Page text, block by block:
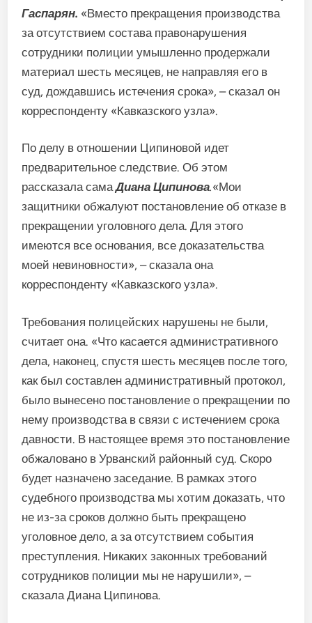
Гаспарян. «Вместо прекращения производства
за отсутствием состава правонарушения
сотрудники полиции умышленно продержали
материал шесть месяцев, не направляя его в
суд, дождавшись истечения срока», – сказал он
корреспонденту «Кавказского узла».
По делу в отношении Ципиновой идет
предварительное следствие. Об этом
рассказала самаДиана Ципинова.«Мои
защитники обжалуют постановление об отказе в
прекращении уголовного дела. Для этого
имеются все основания, все доказательства
моей невиновности», – сказала она
корреспонденту «Кавказского узла».
Требования полицейских нарушены не были,
считает она. «Что касается административного
дела, наконец, спустя шесть месяцев после того,
как был составлен административный протокол,
было вынесено постановление о прекращении по
нему производства в связи с истечением срока
давности. В настоящее время это постановление
обжаловано в Урванский районный суд. Скоро
будет назначено заседание. В рамках этого
судебного производства мы хотим доказать, что
не из-за сроков должно быть прекращено
уголовное дело, а за отсутствием события
преступления. Никаких законных требований
сотрудников полиции мы не нарушили», –
сказала Диана Ципинова.